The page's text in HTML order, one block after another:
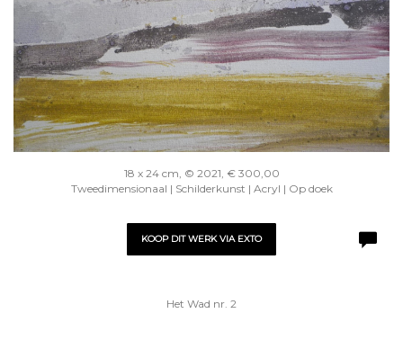
18 x 24 cm, © 2021, € 300,00
Tweedimensionaal | Schilderkunst | Acryl | Op doek
KOOP DIT WERK VIA EXTO
Het Wad nr. 2